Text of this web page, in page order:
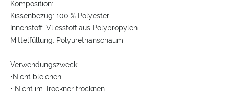
Komposition:
Kissenbezug: 100 % Polyester
Innenstoff: Vliesstoff aus Polypropylen
Mittelfüllung: Polyurethanschaum
Verwendungszweck:
•Nicht bleichen
• Nicht im Trockner trocknen